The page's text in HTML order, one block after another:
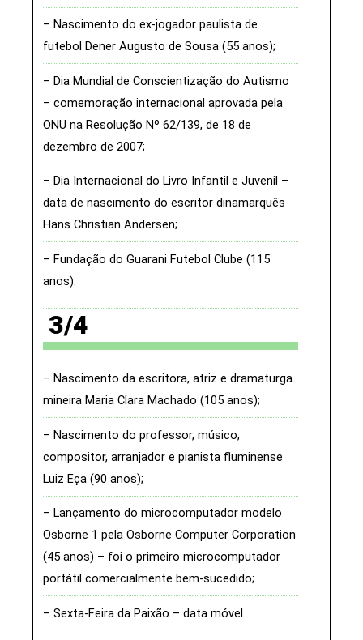
Nascimento do ex-jogador paulista de
futebol Dener Augusto de Sousa (55 anos)
Dia Mundial de Conscientização do Autismo
– comemoração internacional aprovada pela
ONU na Resolução Nº 62/139, de 18 de
dezembro de 2007
Dia Internacional do Livro Infantil e Juvenil –
data de nascimento do escritor dinamarquês
Hans Christian Andersen
Fundação do Guarani Futebol Clube (115
anos)
3/4
Nascimento da escritora, atriz e dramaturga
mineira Maria Clara Machado (105 anos)
Nascimento do professor, músico,
compositor, arranjador e pianista fluminense
Luiz Eça (90 anos)
Lançamento do microcomputador modelo
Osborne 1 pela Osborne Computer Corporation
(45 anos) – foi o primeiro microcomputador
portátil comercialmente bem-sucedido
Sexta-Feira da Paixão – data móvel